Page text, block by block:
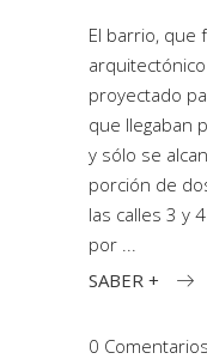
El barrio, que
proyectado
que llegaban
y sólo se
porción de
las calles 3 y
por
SABER +
0 Comentarios